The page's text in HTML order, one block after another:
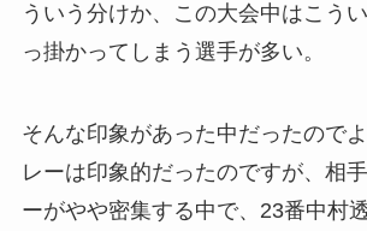
ういう分けか、この大会中はこう
っ掛かってしまう選手が多い。
そんな印象があった中だったので
レーは印象的だったのですが、相
ーがやや密集する中で、23番中村